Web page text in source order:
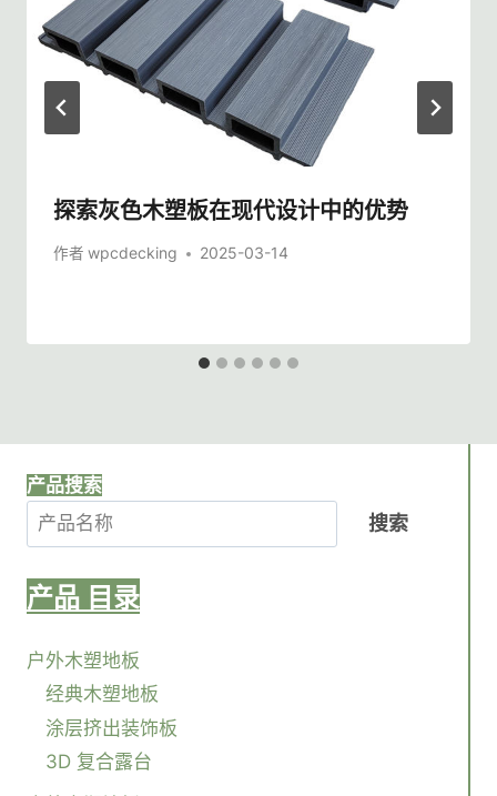
探索灰色木塑板在现代设计中的优势
作者 wpcdecking 2025-03-14
产品搜索
搜索
产品 目录
户外木塑地板
经典木塑地板
涂层挤出装饰板
3D 复合露台